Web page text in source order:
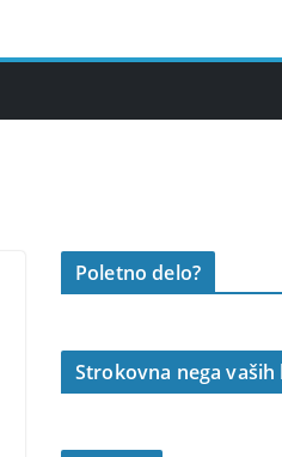
Poletno delo?
Strokovna nega